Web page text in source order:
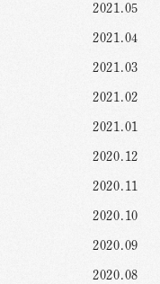
2021.05
2021.04
2021.03
2021.02
2021.01
2020.12
2020.11
2020.10
2020.09
2020.08